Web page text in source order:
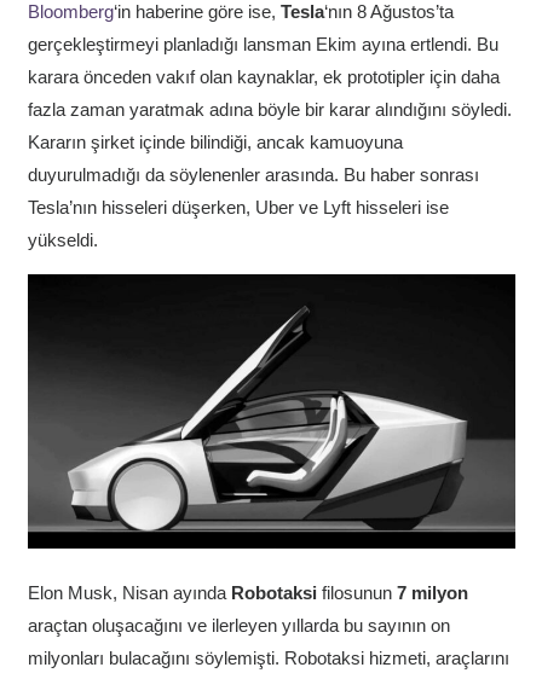
Bloomberg‘in haberine göre ise, Tesla‘nın 8 Ağustos’ta
gerçekleştirmeyi planladığı lansman Ekim ayına ertlendi. Bu
karara önceden vakıf olan kaynaklar, ek prototipler için daha
fazla zaman yaratmak adına böyle bir karar alındığını söyledi.
Kararın şirket içinde bilindiği, ancak kamuoyuna
duyurulmadığı da söylenenler arasında. Bu haber sonrası
Tesla’nın hisseleri düşerken, Uber ve Lyft hisseleri ise
yükseldi.
Elon Musk, Nisan ayında Robotaksi filosunun 7 milyon
araçtan oluşacağını ve ilerleyen yıllarda bu sayının on
milyonları bulacağını söylemişti. Robotaksi hizmeti, araçlarını